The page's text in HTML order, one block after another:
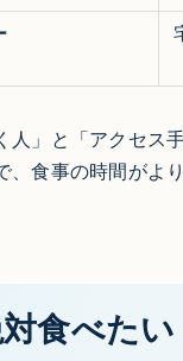
人」と「アクセス
、食事の時間がよ
食べた